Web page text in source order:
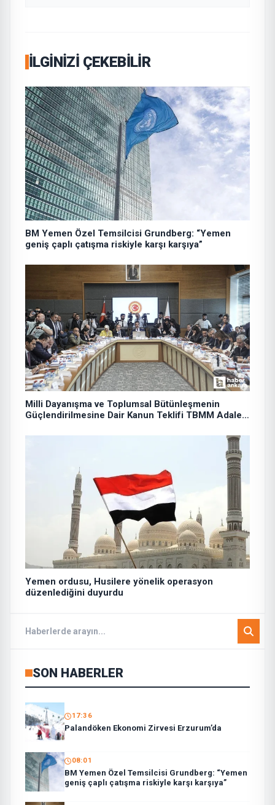
İLGINIZI ÇEKEBILIR
BM Yemen Özel Temsilcisi Grundberg: “Yemen
geniş çaplı çatışma riskiyle karşı karşıya”
Milli Dayanışma ve Toplumsal Bütünleşmenin
Güçlendirilmesine Dair Kanun Teklifi TBMM Adalet
Yemen ordusu, Husilere yönelik operasyon
düzenlediğini duyurdu
SON HABERLER
17:36
Palandöken Ekonomi Zirvesi Erzurum’da
08:01
BM Yemen Özel Temsilcisi Grundberg: “Yemen
geniş çaplı çatışma riskiyle karşı karşıya”